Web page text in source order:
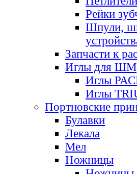
Рейки
Шпули,
Запчасти к
Иглы для ШМ
Иглы
Иглы
Портновские
Булавки
Лекала
Мел
Ножницы